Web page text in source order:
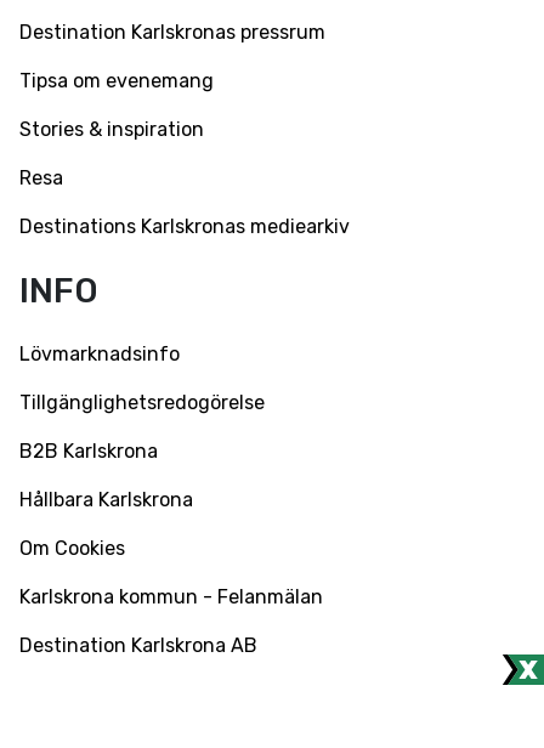
Destination Karlskronas pressrum
Tipsa om evenemang
Stories & inspiration
Resa
Destinations Karlskronas mediearkiv
INFO
Lövmarknadsinfo
Tillgänglighetsredogörelse
B2B Karlskrona
Hållbara Karlskrona
Om Cookies
Karlskrona kommun - Felanmälan
Destination Karlskrona AB